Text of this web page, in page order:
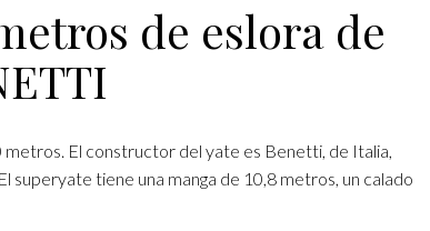
de eslora de
metros. El constructor del yate es Benetti, de Italia,
superyate tiene una manga de 10,8 metros, un calado